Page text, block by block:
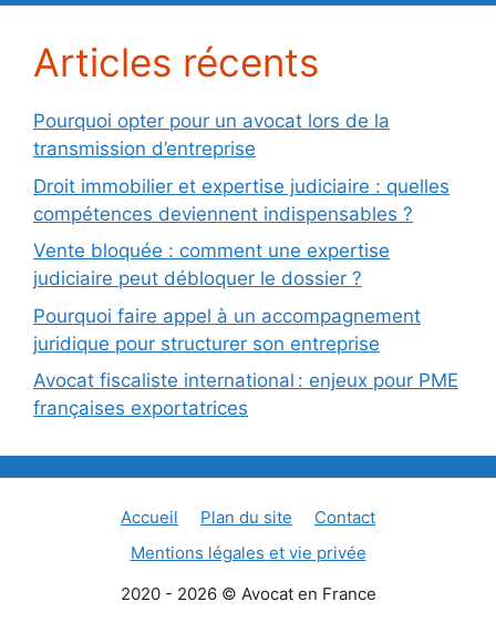
Articles récents
Pourquoi opter pour un avocat lors de la
transmission d’entreprise
Droit immobilier et expertise judiciaire : quelles
compétences deviennent indispensables ?
Vente bloquée : comment une expertise
judiciaire peut débloquer le dossier ?
Pourquoi faire appel à un accompagnement
juridique pour structurer son entreprise
Avocat fiscaliste international : enjeux pour PME
françaises exportatrices
Accueil Plan du site
Contact
Mentions légales et vie privée
2020 - 2026 © Avocat en France